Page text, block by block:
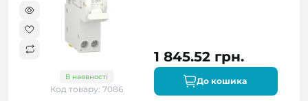
В наявності
Код товару: 7086
1 845.52 грн.
До кошика